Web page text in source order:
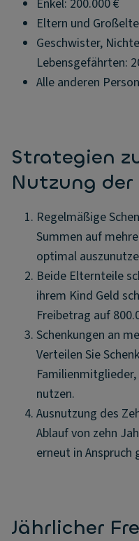
Enkel: 200.000 €
Eltern und
Geschwister,
Lebensgefährten:
Alle anderen
Strategien
Nutzung
Regelmäßige
Summen auf
optimal
Beide Elternteile
ihrem Kind Geld
Freibetrag auf
Schenkungen an
Verteilen Sie
nutzen.
Ausnutzung des
Ablauf von zehn
erneut in
Jährlicher